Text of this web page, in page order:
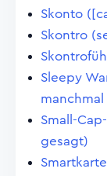
Skonto
Skontro
Sleepy
Small-
gesagt)